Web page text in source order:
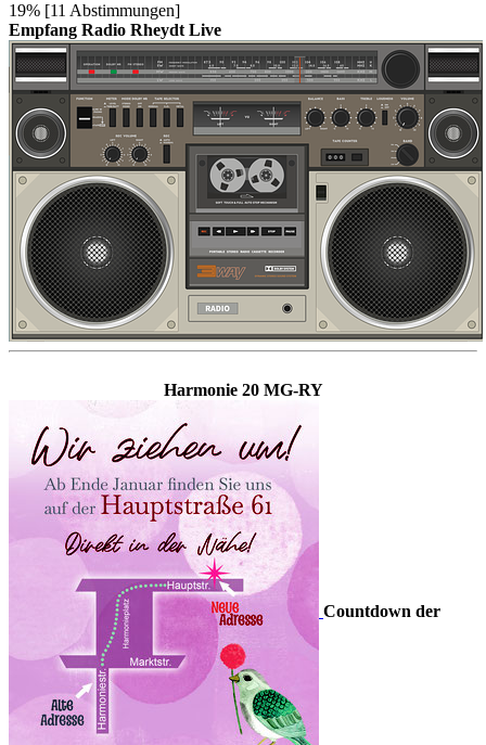
19% [11 Abstimmungen]
Empfang Radio Rheydt Live
Harmonie 20 MG-RY
Countdown der